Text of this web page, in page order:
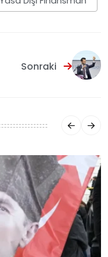
Sonraki